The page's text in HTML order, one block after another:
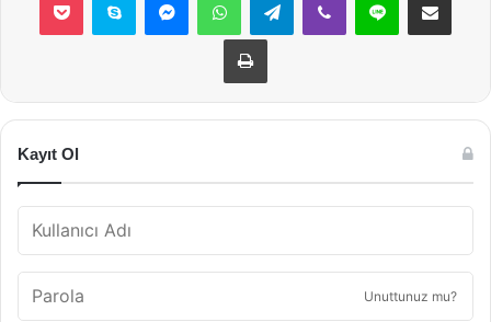
Yazdır
Kayıt Ol
Unuttunuz mu?